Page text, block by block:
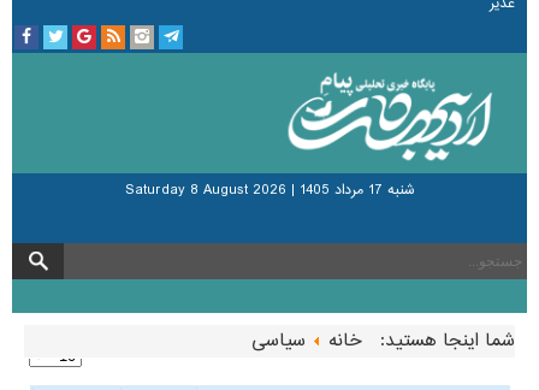
شنبه 17 مرداد 1405 |
Saturday 8 August 2026
شما اینجا هستید: خانه سیاسی